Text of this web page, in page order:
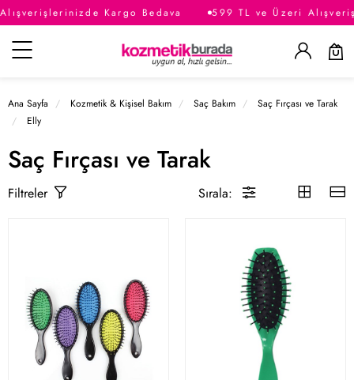
Kargo Bedava 599 TL ve Üzeri
Kategoriler
Ana Sayfa Kozmetik & Kişisel Bakım Saç Bakım
Saç Fırçası ve Tarak
Elly
Saç Fırçası ve Tarak
Filtreler Sırala: